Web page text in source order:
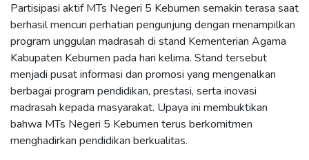
Partisipasi aktif MTs Negeri 5 Kebumen semakin terasa saat
berhasil mencuri perhatian pengunjung dengan menampilkan
program unggulan madrasah di stand Kementerian Agama
Kabupaten Kebumen pada hari kelima. Stand tersebut
menjadi pusat informasi dan promosi yang mengenalkan
berbagai program pendidikan, prestasi, serta inovasi
madrasah kepada masyarakat. Upaya ini membuktikan
bahwa MTs Negeri 5 Kebumen terus berkomitmen
menghadirkan pendidikan berkualitas.